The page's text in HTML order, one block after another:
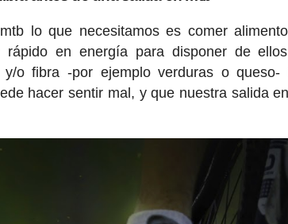
lo que necesitamos es comer
rápido en energía para disponer de
o fibra -por ejemplo verduras o queso-
hacer sentir mal, y que nuestra salida